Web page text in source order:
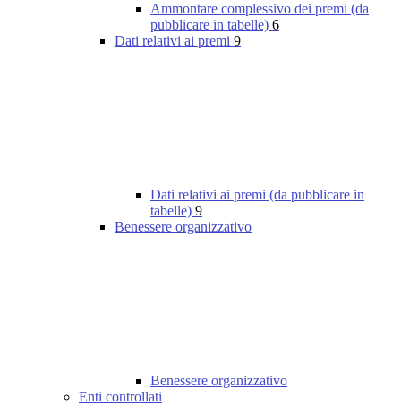
Ammontare complessivo dei premi (da
pubblicare in tabelle) 6
Dati relativi ai premi 9
Dati relativi ai premi (da pubblicare in
tabelle) 9
Benessere organizzativo
Benessere organizzativo
Enti controllati